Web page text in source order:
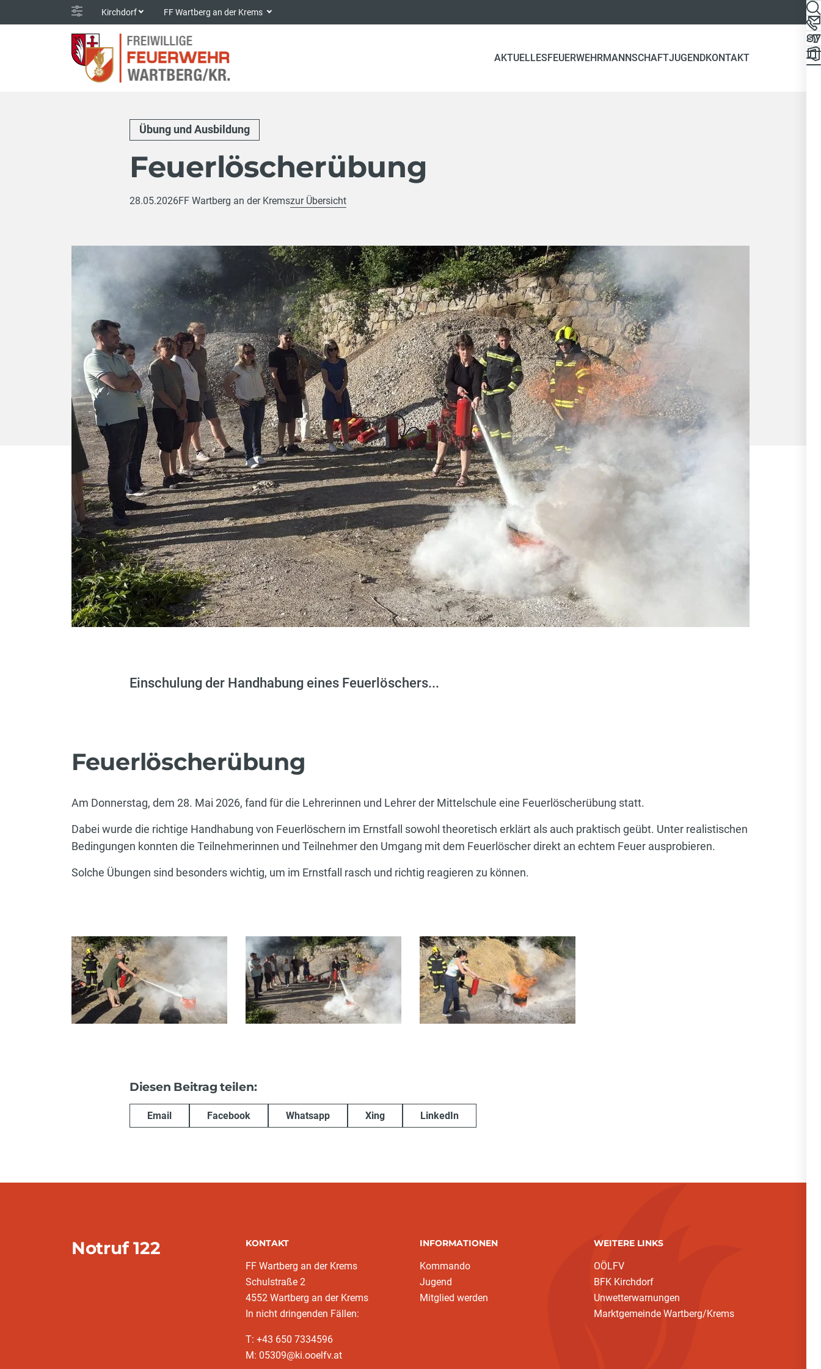
Kirchdorf FF Wartberg an der Krems
AKTUELLESFEUERWEHRMANNSCHAFTJUGENDKONTAKT
Übung und Ausbildung
Feuerlöscherübung
28.05.2026FF Wartberg an der Kremszur Übersicht
Einschulung der Handhabung eines Feuerlöschers...
Feuerlöscherübung
Am Donnerstag, dem 28. Mai 2026, fand für die Lehrerinnen und Lehrer der Mittelschule eine Feuerlöscherübung statt.
Dabei wurde die richtige Handhabung von Feuerlöschern im Ernstfall sowohl theoretisch erklärt als auch praktisch geübt. Unter realistischen
Bedingungen konnten die Teilnehmerinnen und Teilnehmer den Umgang mit dem Feuerlöscher direkt an echtem Feuer ausprobieren.
Solche Übungen sind besonders wichtig, um im Ernstfall rasch und richtig reagieren zu können.
Diesen Beitrag teilen:
Email Facebook Whatsapp Xing LinkedIn
Notruf 122 KONTAKT
FF Wartberg an der Krems
Schulstraße 2
4552 Wartberg an der Krems
In nicht dringenden Fällen:
T: +43 650 7334596
M: 05309@ki.ooelfv.at
INFORMATIONEN
Kommando
Jugend
Mitglied werden
WEITERE LINKS
OÖLFV
BFK Kirchdorf
Unwetterwarnungen
Marktgemeinde Wartberg/Krems